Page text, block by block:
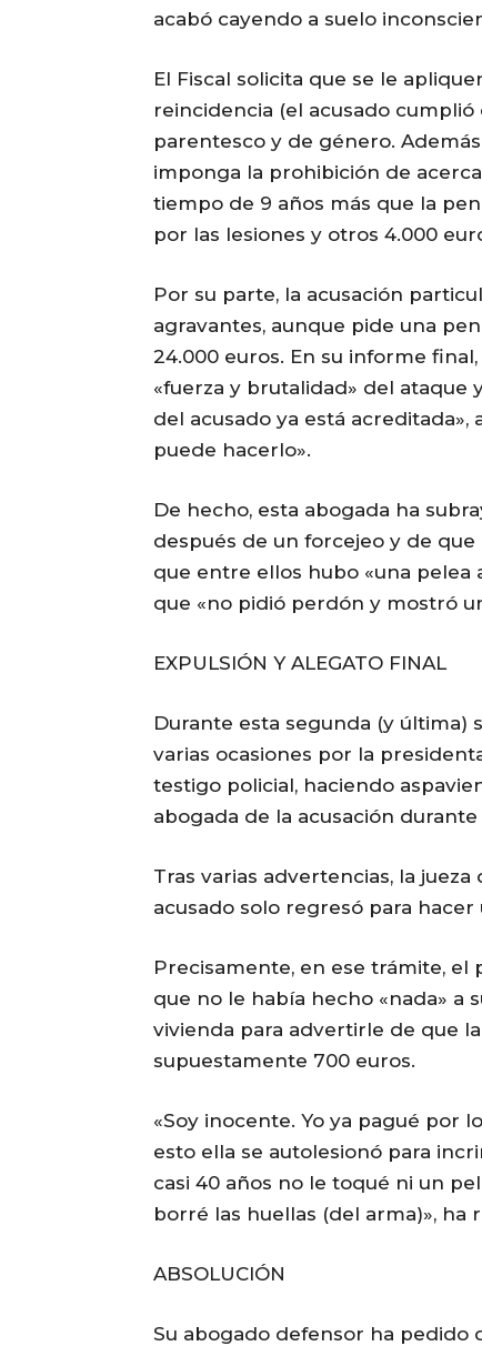
acabó cayendo a suelo
El Fiscal solicita que se le
reincidencia (el acusado
parentesco y de género.
imponga la prohibición de
tiempo de 9 años más que la
por las lesiones y otros 4.000
Por su parte, la acusación
agravantes, aunque pide una
24.000 euros. En su informe
«fuerza y brutalidad» del ataque
del acusado ya está
puede hacerlo».
De hecho, esta abogada ha
después de un forcejeo y de que
que entre ellos hubo «una pelea
que «no pidió perdón y mostró
EXPULSIÓN Y ALEGATO FINAL
Durante esta segunda (y última)
varias ocasiones por la
testigo policial, haciendo
abogada de la acusación
Tras varias advertencias, la
acusado solo regresó para
Precisamente, en ese trámite, el
que no le había hecho «nada» a
vivienda para advertirle de que
supuestamente 700 euros.
«Soy inocente. Yo ya pagué por
esto ella se autolesionó para
casi 40 años no le toqué ni un
borré las huellas (del arma)», ha
ABSOLUCIÓN
Su abogado defensor ha pedido